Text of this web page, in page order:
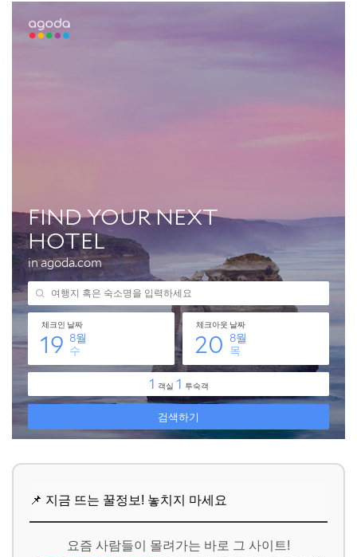
8. 깔끔한 여백과 구도 활용
추가할인 코드 WRVE6
자주 묻는 질문
Q. 썸네일 크기는 어떻게 설정해야 하나요?
Q. 저작권 없는 이미지는 어디서 찾을 수 있나요?
Q. 썸네일 텍스트는 어느 정도가 적당한가요?
📌 지금 뜨는 꿀정보! 놓치지 마세요
마무리 및 팁: 꾸준함이 최고의 비법입니다
📌 지금 뜨는 꿀정보! 놓치지 마세요
📌 지금 뜨는 꿀정보! 놓치지 마세요
요즘 사람들이 몰려가는 바로 그 사이트!